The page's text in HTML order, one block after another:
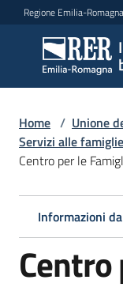
Vai al contenuto
Vai alla navigazione
Vai al footer
Regione Emilia-Romagna
e
Menu selezionato
Home / Unione
Servizi alle famiglie
Centro per le
Informazioni